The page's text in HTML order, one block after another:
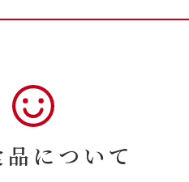
品について